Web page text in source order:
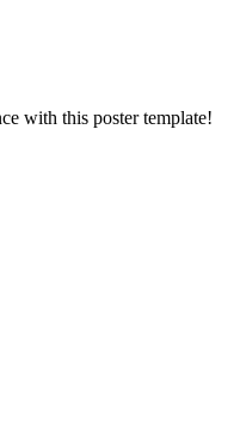
with this poster template!